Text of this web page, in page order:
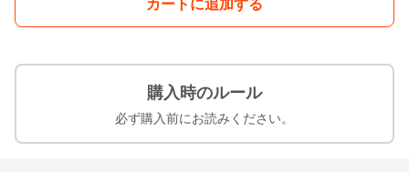
カートに追加する
購入時のルール
必ず購入前にお読みください。